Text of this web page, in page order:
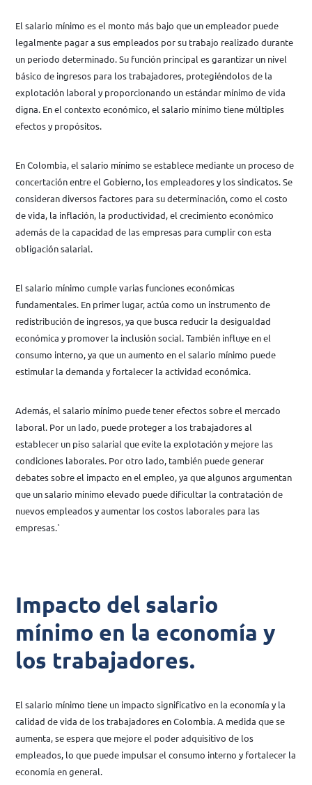
El salario mínimo es el monto más bajo que un empleador puede
legalmente pagar a sus empleados por su trabajo realizado durante
un periodo determinado. Su función principal es garantizar un nivel
básico de ingresos para los trabajadores, protegiéndolos de la
explotación laboral y proporcionando un estándar mínimo de vida
digna. En el contexto económico, el salario mínimo tiene múltiples
efectos y propósitos.
En Colombia, el salario mínimo se establece mediante un proceso de
concertación entre el Gobierno, los empleadores y los sindicatos. Se
consideran diversos factores para su determinación, como el costo
de vida, la inflación, la productividad, el crecimiento económico
además de la capacidad de las empresas para cumplir con esta
obligación salarial.
El salario mínimo cumple varias funciones económicas
fundamentales. En primer lugar, actúa como un instrumento de
redistribución de ingresos, ya que busca reducir la desigualdad
económica y promover la inclusión social. También influye en el
consumo interno, ya que un aumento en el salario mínimo puede
estimular la demanda y fortalecer la actividad económica.
Además, el salario mínimo puede tener efectos sobre el mercado
laboral. Por un lado, puede proteger a los trabajadores al
establecer un piso salarial que evite la explotación y mejore las
condiciones laborales. Por otro lado, también puede generar
debates sobre el impacto en el empleo, ya que algunos argumentan
que un salario mínimo elevado puede dificultar la contratación de
nuevos empleados y aumentar los costos laborales para las
empresas.`
Impacto del salario
mínimo en la economía y
los trabajadores.
El salario mínimo tiene un impacto significativo en la economía y la
calidad de vida de los trabajadores en Colombia. A medida que se
aumenta, se espera que mejore el poder adquisitivo de los
empleados, lo que puede impulsar el consumo interno y fortalecer la
economía en general.